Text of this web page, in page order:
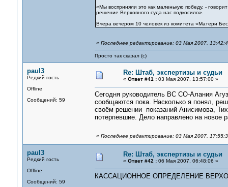
«Мы восприняли это как маленькую победу, -
решение Верховного суда нас подкосило».
Вчера вечером 10 человек из комитета «Матери
« Последнее редактирование: 03 Мая 2007,
Просто так сказал (с)
paul3
Редкий гость
Offline
Сообщений: 59
Re: Штаб, экспертизы и судьи
« Ответ #41 :03 Мая 2007, 13:57:00 »
Сегодня руководитель ВС СО-Алания
сообщаются пока. Насколько я понял,
своём решении показаний Анисимова,
потерпевшие. Дело направлено на новое
« Последнее редактирование: 03 Мая 2007,
paul3
Редкий гость
Offline
Сообщений: 59
Re: Штаб, экспертизы и судьи
« Ответ #42 :06 Мая 2007, 06:48:06 »
КАССАЦИОННОЕ ОПРЕДЕЛЕНИЕ